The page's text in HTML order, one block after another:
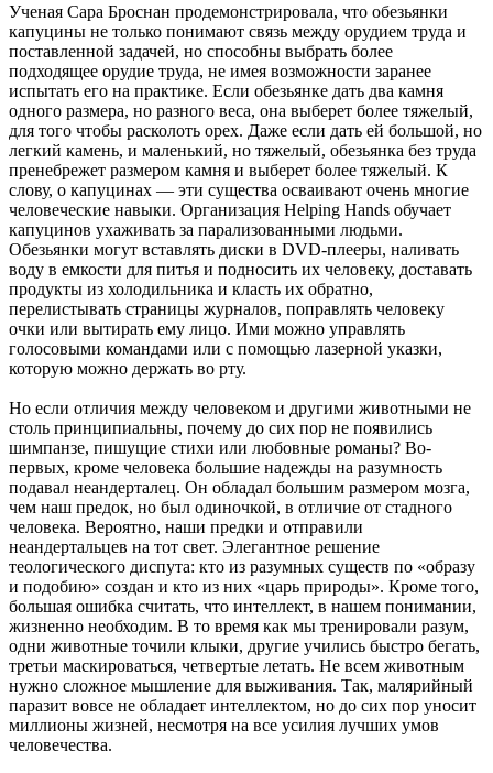
Ученая Сара Броснан продемонстрировала, что обезьянки
капуцины не только понимают связь между орудием труда и
поставленной задачей, но способны выбрать более
подходящее орудие труда, не имея возможности заранее
испытать его на практике. Если обезьянке дать два камня
одного размера, но разного веса, она выберет более тяжелый,
для того чтобы расколоть орех. Даже если дать ей большой, но
легкий камень, и маленький, но тяжелый, обезьянка без труда
пренебрежет размером камня и выберет более тяжелый. К
слову, о капуцинах — эти существа осваивают очень многие
человеческие навыки. Организация Helping Hands обучает
капуцинов ухаживать за парализованными людьми.
Обезьянки могут вставлять диски в DVD-плееры, наливать
воду в емкости для питья и подносить их человеку, доставать
продукты из холодильника и класть их обратно,
перелистывать страницы журналов, поправлять человеку
очки или вытирать ему лицо. Ими можно управлять
голосовыми командами или с помощью лазерной указки,
которую можно держать во рту.
Но если отличия между человеком и другими животными не
столь принципиальны, почему до сих пор не появились
шимпанзе, пишущие стихи или любовные романы? Во-
первых, кроме человека большие надежды на разумность
подавал неандерталец. Он обладал большим размером мозга,
чем наш предок, но был одиночкой, в отличие от стадного
человека. Вероятно, наши предки и отправили
неандертальцев на тот свет. Элегантное решение
теологического диспута: кто из разумных существ по «образу
и подобию» создан и кто из них «царь природы». Кроме того,
большая ошибка считать, что интеллект, в нашем понимании,
жизненно необходим. В то время как мы тренировали разум,
одни животные точили клыки, другие учились быстро бегать,
третьи маскироваться, четвертые летать. Не всем животным
нужно сложное мышление для выживания. Так, малярийный
паразит вовсе не обладает интеллектом, но до сих пор уносит
миллионы жизней, несмотря на все усилия лучших умов
человечества.